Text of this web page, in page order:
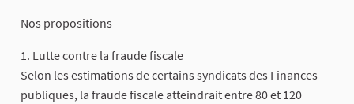
Nos propositions
1. Lutte contre la fraude fiscale
Selon les estimations de certains syndicats des Finances
publiques, la fraude fiscale atteindrait entre 80 et 120